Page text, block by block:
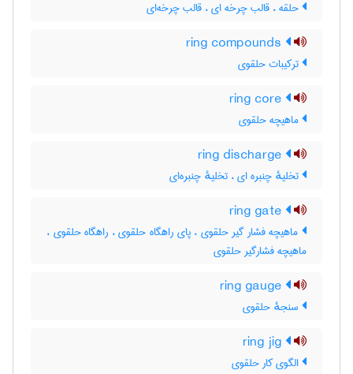
حلقه ، قالب چرخه ای ، قالب چرخه‌ای
ترکیبات حلقوی
ماهیچه حلقوی
تخلیهٔ چنبره ای ، تخلیهٔ چنبره‌ای
ماهیچه فشار گیر حلقوی ، پای راهگاه حلقوی ، راهگاه حلقوی ،
ماهیچه فشارگیر حلقوی
سنجهٔ حلقوی
الگوی کار حلقوی